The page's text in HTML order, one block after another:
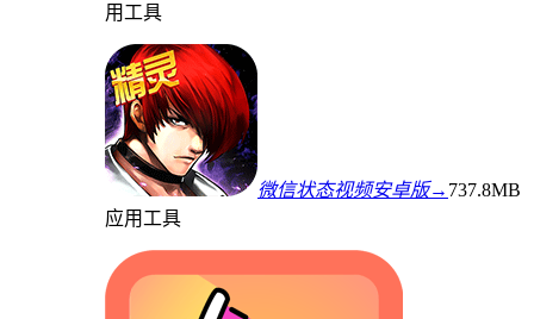
用工具
微信状态视频安卓版→ 737.8MB
应用工具